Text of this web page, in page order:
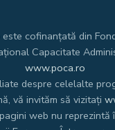
cofinanțată din
Capacitate
www.poca.ro
despre celelalte
vă invităm să vizitați
web nu reprezintă